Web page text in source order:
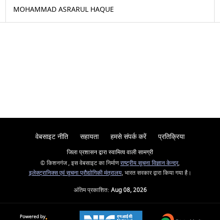
MOHAMMAD ASRARUL HAQUE
वेबसाइट नीति सहायता हमसे संपर्क करें प्रतिक्रिया
जिला प्रशासन द्वारा स्वामित्व वाली सामग्री
© किशनगंज , इस वेबसाइट का निर्माणराष्ट्रीय सूचना विज्ञान केन्द्र,
इलेक्ट्रानिक्स एवं सूचना प्रौद्योगिकी मंत्रालय, भारत सरकार द्वारा किया गया है।
अंतिम प्रकाशित: Aug 08, 2026